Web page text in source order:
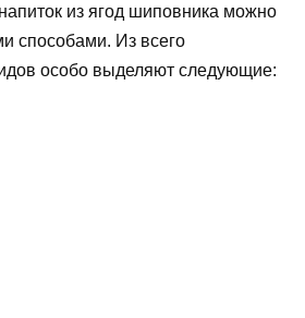
из ягод шиповника можно
способами. Из всего
особо выделяют следующие: